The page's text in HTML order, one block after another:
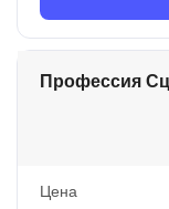
Профессия
Цена